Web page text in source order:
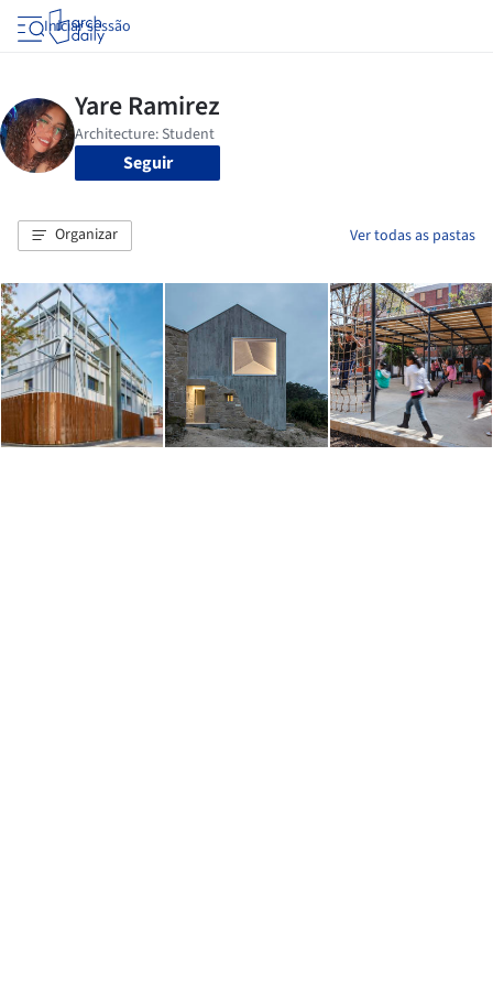
Iniciar sessão
Seguir
Organizar Ver todas as pastas